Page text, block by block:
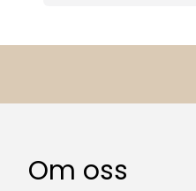
Om oss